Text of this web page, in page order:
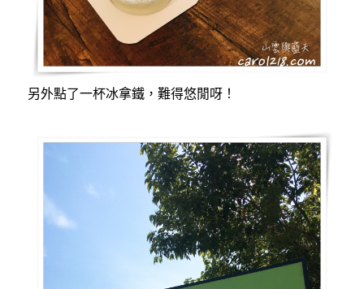
另外點了一杯冰拿鐵，難得悠閒呀！